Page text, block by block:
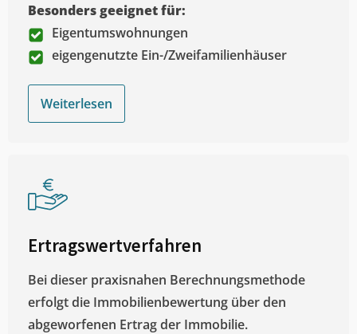
Besonders geeignet für:
Eigentumswohnungen
eigengenutzte Ein-/Zweifamilienhäuser
Weiterlesen
Ertragswertverfahren
Bei dieser praxisnahen Berechnungsmethode
erfolgt die Immobilienbewertung über den
abgeworfenen Ertrag der Immobilie.